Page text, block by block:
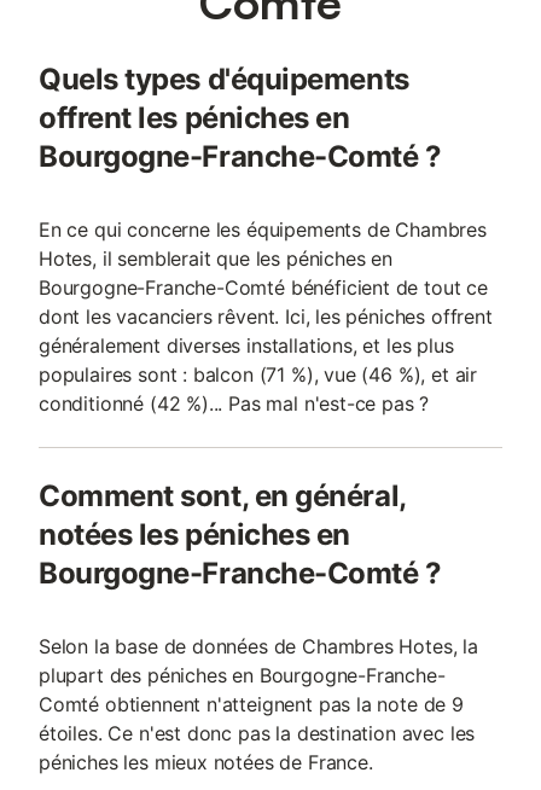
Quels types d'équipements
offrent les péniches en
Bourgogne-Franche-Comté ?
En ce qui concerne les équipements de Chambres
Hotes, il semblerait que les péniches en
Bourgogne-Franche-Comté bénéficient de tout ce
dont les vacanciers rêvent. Ici, les péniches offrent
généralement diverses installations, et les plus
populaires sont : balcon (71 %), vue (46 %), et air
conditionné (42 %)... Pas mal n'est-ce pas ?
Comment sont, en général,
notées les péniches en
Bourgogne-Franche-Comté ?
Selon la base de données de Chambres Hotes, la
plupart des péniches en Bourgogne-Franche-
Comté obtiennent n'atteignent pas la note de 9
étoiles. Ce n'est donc pas la destination avec les
péniches les mieux notées de France.